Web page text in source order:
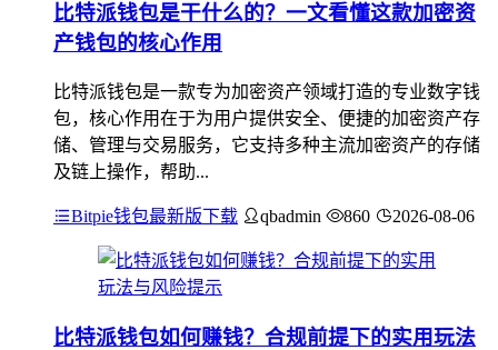
比特派钱包是干什么的？一文看懂这款加密资
产钱包的核心作用
比特派钱包是一款专为加密资产领域打造的专业数字钱
包，核心作用在于为用户提供安全、便捷的加密资产存
储、管理与交易服务，它支持多种主流加密资产的存储
及链上操作，帮助...
Bitpie钱包最新版下载 qbadmin 860 2026-08-06
比特派钱包如何赚钱？合规前提下的实用玩法